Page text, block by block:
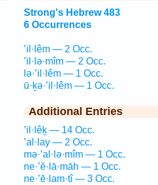
Strong's Hebrew 483
6 Occurrences
’il·lêm — 2 Occ.
’il·lə·mîm — 2 Occ.
lə·’il·lêm — 1 Occ.
ū·ḵə·’il·lêm — 1 Occ.
Additional Entries
’il·lêḵ — 14 Occ.
’al·lay — 2 Occ.
mə·’al·lə·mîm — 1 Occ.
ne·’ĕ·lā·māh — 1 Occ.
ne·’ĕ·lam·tî — 3 Occ.